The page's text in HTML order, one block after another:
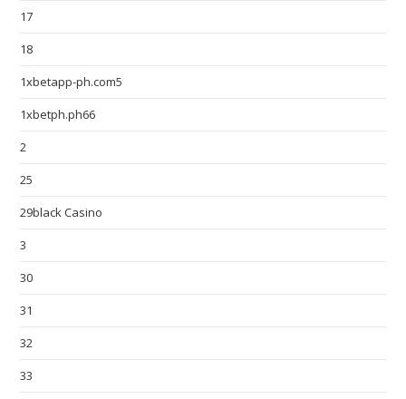
17
18
1xbetapp-ph.com5
1xbetph.ph66
2
25
29black Casino
3
30
31
32
33